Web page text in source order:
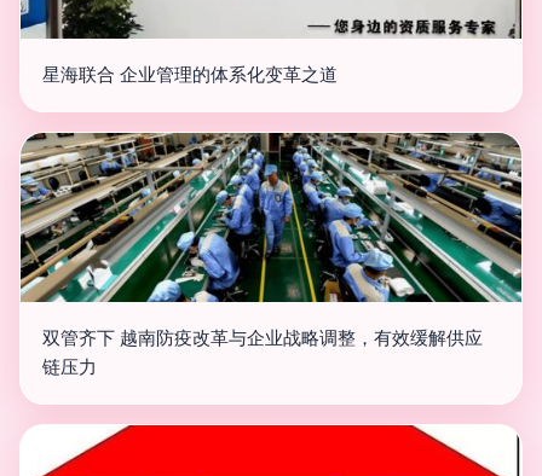
星海联合 企业管理的体系化变革之道
双管齐下 越南防疫改革与企业战略调整，有效缓解供应
链压力